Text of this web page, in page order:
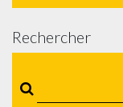
Rechercher